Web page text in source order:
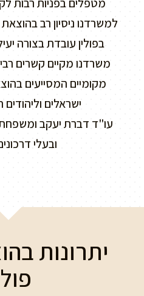
למשרדנו ניסיון רב
בפולין עובדת בצורה
משרדנו מקיים קשרים
מקומיים המסייעים
ישראלים
עו"ד דברת יעקב
ובעלי
יתרונות